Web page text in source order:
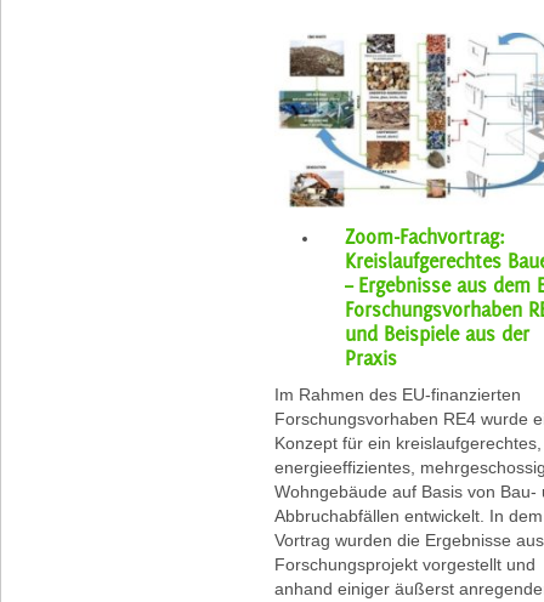
Zoom-Fachvortrag:
Kreislaufgerechtes
– Ergebnisse aus dem
Forschungsvorhaben
und Beispiele aus der
Praxis
Im Rahmen des EU-finanzierten
Forschungsvorhaben RE4 wurde
Konzept für ein kreislaufgerechtes,
energieeffizientes,
Wohngebäude auf Basis von Bau-
Abbruchabfällen entwickelt. In dem
Vortrag wurden die Ergebnisse
Forschungsprojekt vorgestellt und
anhand einiger äußerst